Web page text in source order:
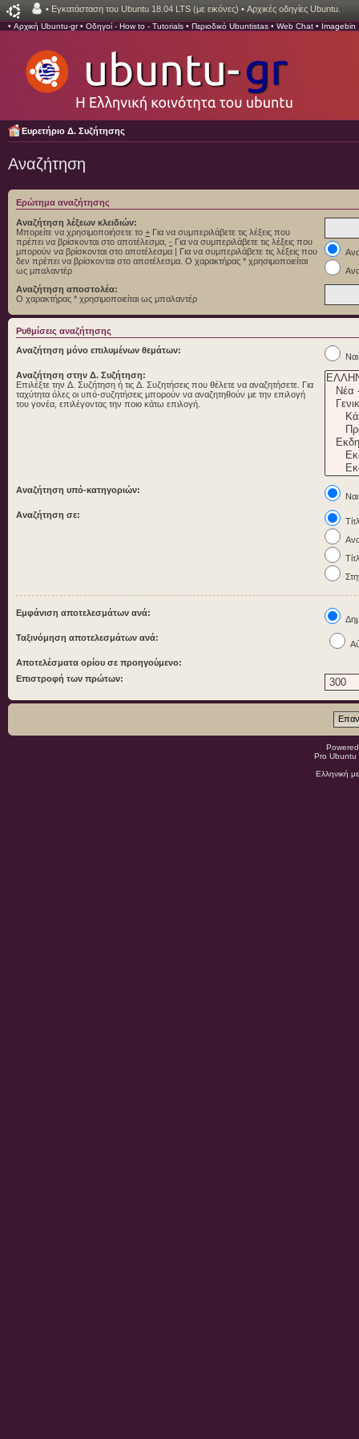
• Εγκατάσταση του Ubuntu 18.04 LTS (με εικόνες) • Αρχικές οδηγίες Ubuntu.
• Αρχική Ubuntu-gr• Οδηγοί - How to - Tutorials • Περιοδικό Ubuntistas • Web Chat • Imagebin
Ευρετήριο Δ. Συζήτησης
Αναζήτηση
Ερώτημα αναζήτησης
Αναζήτηση λέξεων κλειδιών:
Μπορείτε να χρησιμοποιήσετε το + Για να συμπεριλάβετε τις λέξεις που
πρέπει να βρίσκονται στο αποτέλεσμα, - Για να συμπεριλάβετε τις λέξεις που
μπορούν να βρίσκονται στο αποτέλεσμα | Για να συμπεριλάβετε τις λέξεις που
δεν πρέπει να βρίσκονται στο αποτέλεσμα. Ο χαρακτήρας * χρησιμοποιείται
ως μπαλαντέρ
Αναζήτηση αποστολέα:
Ο χαρακτήρας * χρησιμοποιείται ως μπαλαντέρ
Ρυθμίσεις αναζήτησης
Αναζήτηση μόνο επιλυμένων θεμάτων:
Ναι
Αναζήτηση στην Δ. Συζήτηση:
Επιλέξτε την Δ. Συζήτηση ή τις Δ. Συζητήσεις που θέλετε να αναζητήσετε. Για
ταχύτητα όλες οι υπό-συζητήσεις μπορούν να αναζητηθούν με την επιλογή
του γονέα, επιλέγοντας την ποιο κάτω επιλογή.
Αναζήτηση υπό-κατηγοριών:
Ναι
Αναζήτηση σε:
Εμφάνιση αποτελεσμάτων ανά:
Ταξινόμηση αποτελεσμάτων ανά:
Αποτελέσματα ορίου σε προηγούμενο:
Επιστροφή των πρώτων:
Pro
Ελληνική